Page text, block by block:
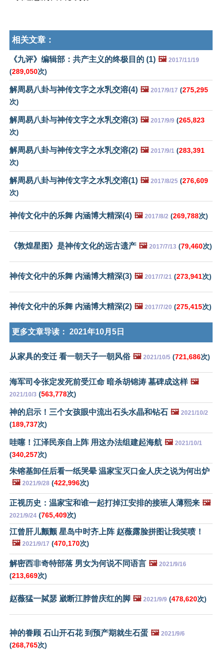
相关文章：
《九评》编辑部：共产主义的终极目的 (1) 🖼️ 2017/11/19
(289,050次)
解周易八卦与神传文字之水乳交溶(4) 🖼️ 2017/9/17 (275,295
次)
解周易八卦与神传文字之水乳交溶(3) 🖼️ 2017/9/9 (265,823
次)
解周易八卦与神传文字之水乳交溶(2) 🖼️ 2017/9/1 (283,391
次)
解周易八卦与神传文字之水乳交溶(1) 🖼️ 2017/8/25 (276,609
次)
神传文化中的乐舞 内涵博大精深(4) 🖼️ 2017/8/2 (269,788次)
《敦煌星图》是神传文化的远古遗产 🖼️ 2017/7/13 (79,460次)
神传文化中的乐舞 内涵博大精深(3) 🖼️ 2017/7/21 (273,941次)
神传文化中的乐舞 内涵博大精深(2) 🖼️ 2017/7/20 (275,415次)
更多文章导读： 2021年10月5日
从家具的变迁 看一朝天子一朝风俗 🖼️ 2021/10/5 (721,686次)
海军司令张定发死前受江命 暗杀胡锦涛 墓碑成这样 🖼️
2021/10/3 (563,778次)
神的启示！三个女孩眼中流出石头水晶和钻石 🖼️ 2021/10/2
(189,737次)
哇噻！江泽民亲自上阵 用这办法组建起海航 🖼️ 2021/10/1
(340,257次)
朱镕基卸任后看一纸哭晕 温家宝灭口金人庆之说为何出炉
🖼️ 2021/9/28 (422,996次)
正视历史：温家宝和谁一起打掉江安排的接班人薄熙来 🖼️
2021/9/24 (765,409次)
江曾肝儿颤颤 星岛中时齐上阵 赵薇露脸拼图让我笑喷！
🖼️ 2021/9/17 (470,170次)
解密西非奇特部落 男女为何说不同语言 🖼️ 2021/9/16
(213,669次)
赵薇猛一脦瑟 崴断江脖曾庆红的脚 🖼️ 2021/9/9 (478,620次)
神的眷顾 石山开石花 到预产期就生石蛋 🖼️ 2021/9/6
(268,765次)